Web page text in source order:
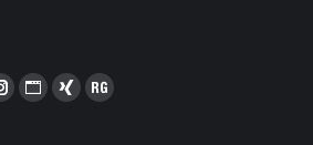
Website
XINGResearchGate